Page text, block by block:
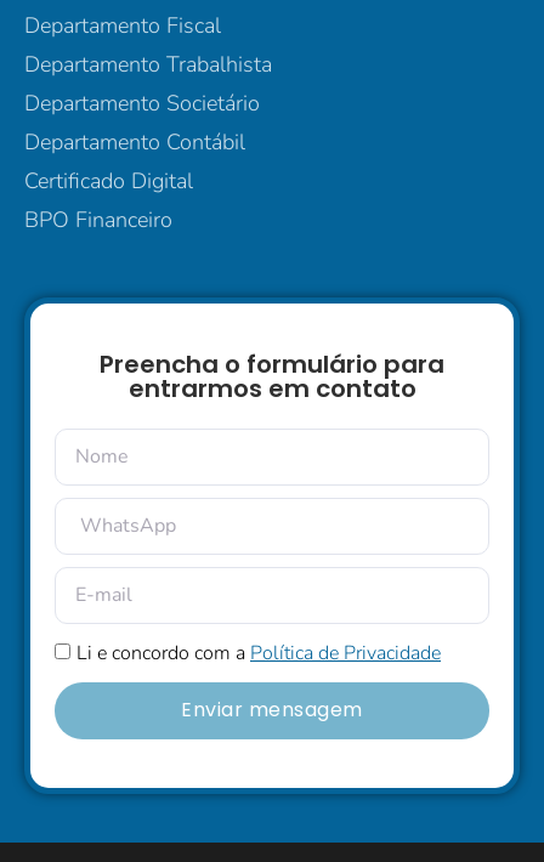
Departamento Fiscal
Departamento Trabalhista
Departamento Societário
Departamento Contábil
Certificado Digital
BPO Financeiro
Preencha o formulário para
entrarmos em contato
Li e concordo com a Política de Privacidade
Enviar mensagem